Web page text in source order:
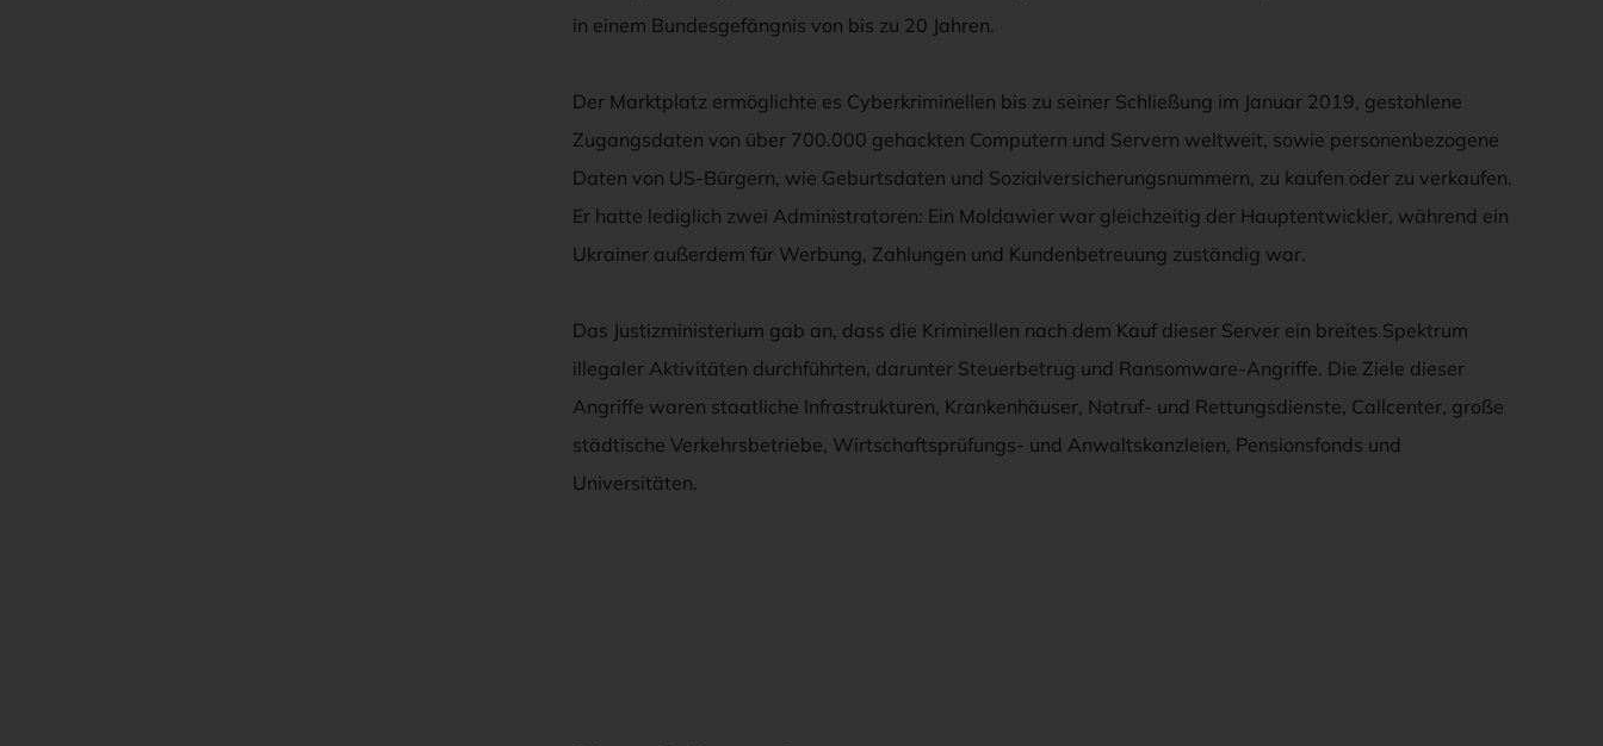
in einem Bundesgefängnis von bis zu 20 Jahren.
Der Marktplatz ermöglichte es Cyberkriminellen bis zu seiner Schließung im Januar 2019, gestohlene
Zugangsdaten von über 700.000 gehackten Computern und Servern weltweit, sowie personenbezogene
Daten von US-Bürgern, wie Geburtsdaten und Sozialversicherungsnummern, zu kaufen oder zu verkaufen.
Er hatte lediglich zwei Administratoren: Ein Moldawier war gleichzeitig der Hauptentwickler, während ein
Ukrainer außerdem für Werbung, Zahlungen und Kundenbetreuung zuständig war.
Das Justizministerium gab an, dass die Kriminellen nach dem Kauf dieser Server ein breites Spektrum
illegaler Aktivitäten durchführten, darunter Steuerbetrug und Ransomware-Angriffe. Die Ziele dieser
Angriffe waren staatliche Infrastrukturen, Krankenhäuser, Notruf- und Rettungsdienste, Callcenter, große
städtische Verkehrsbetriebe, Wirtschaftsprüfungs- und Anwaltskanzleien, Pensionsfonds und
Universitäten.